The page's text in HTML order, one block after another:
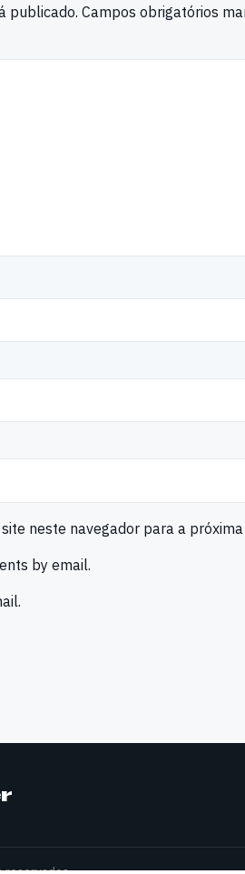
publicado. Campos obrigatórios
neste navegador para a
by email.